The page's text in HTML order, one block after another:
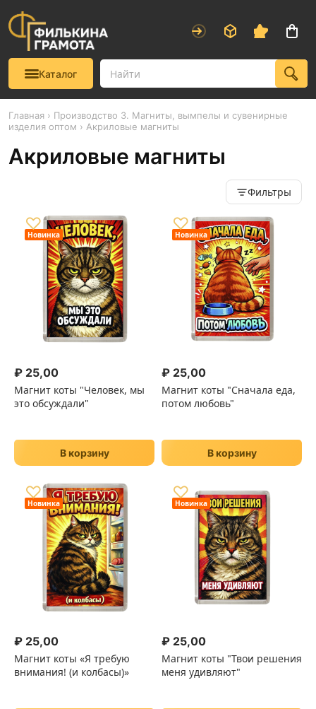
Каталог
Главная › Производство 3. Магниты, вымпелы и сувенирные
изделия оптом › Акриловые магниты
Акриловые магниты
Фильтры
Новинка
₽ 25,00
Магнит коты "Человек, мы
это обсуждали"
♡
В корзину
Новинка
₽ 25,00
Магнит коты "Сначала еда,
потом любовь"
♡
В корзину
Новинка
₽ 25,00
Магнит коты «Я требую
внимания! (и колбасы)»
♡ Новинка
₽ 25,00
Магнит коты "Твои решения
меня удивляют"
♡